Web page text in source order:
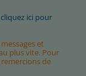
cliquez ici pour
et
plus vite. Pour
de